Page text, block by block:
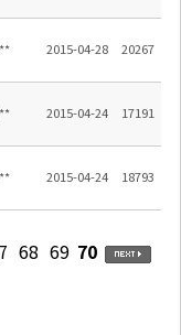
리) 업체 선정 공고2015-04-28 20267
2015-04-24 17191
2015-04-24 18793
68 69 70